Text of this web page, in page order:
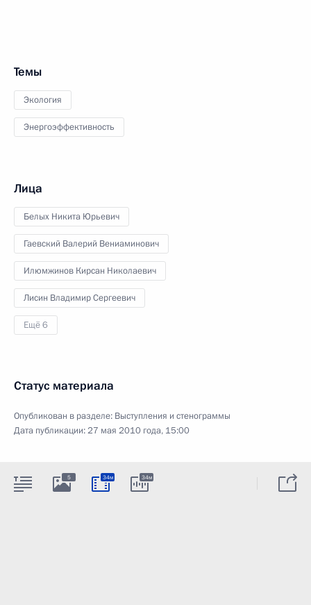
Темы
Экология
Энергоэффективность
Лица
Белых Никита Юрьевич
Гаевский Валерий Вениаминович
Илюмжинов Кирсан Николаевич
Лисин Владимир Сергеевич
Ещё 6
Статус материала
Опубликован в разделе: Выступления и стенограммы
Дата публикации:27 мая 2010 года, 15:00
5 34м 34м